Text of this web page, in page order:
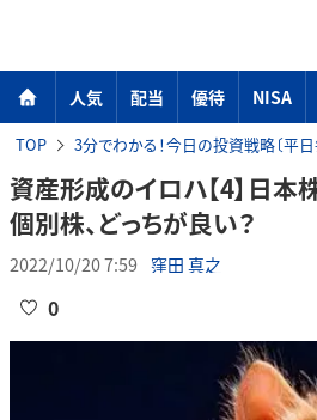
人気 配当 優待 NISA
TOP 3分でわかる！今日の投資戦略〔平
資産形成のイロハ【4】日本
個別株、どっちが良い？
2022/10/20 7:59 窪田 真之
0